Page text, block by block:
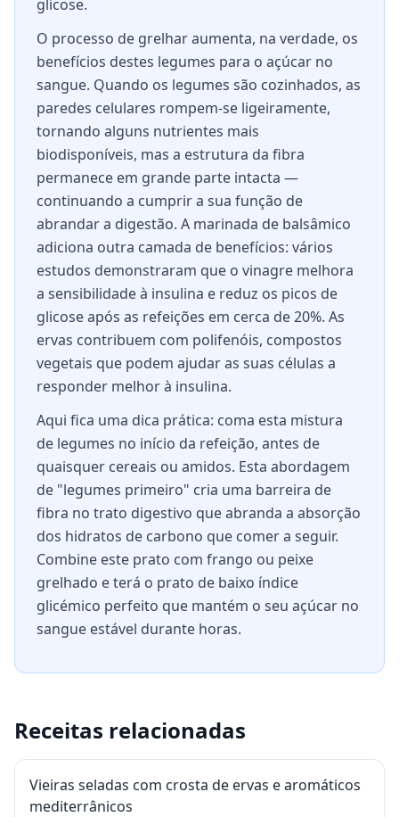
glicose.
O processo de grelhar aumenta, na verdade, os
benefícios destes legumes para o açúcar no
sangue. Quando os legumes são cozinhados, as
paredes celulares rompem-se ligeiramente,
tornando alguns nutrientes mais
biodisponíveis, mas a estrutura da fibra
permanece em grande parte intacta —
continuando a cumprir a sua função de
abrandar a digestão. A marinada de balsâmico
adiciona outra camada de benefícios: vários
estudos demonstraram que o vinagre melhora
a sensibilidade à insulina e reduz os picos de
glicose após as refeições em cerca de 20%. As
ervas contribuem com polifenóis, compostos
vegetais que podem ajudar as suas células a
responder melhor à insulina.
Aqui fica uma dica prática: coma esta mistura
de legumes no início da refeição, antes de
quaisquer cereais ou amidos. Esta abordagem
de "legumes primeiro" cria uma barreira de
fibra no trato digestivo que abranda a absorção
dos hidratos de carbono que comer a seguir.
Combine este prato com frango ou peixe
grelhado e terá o prato de baixo índice
glicémico perfeito que mantém o seu açúcar no
sangue estável durante horas.
Receitas relacionadas
Vieiras seladas com crosta de ervas e aromáticos
mediterrânicos